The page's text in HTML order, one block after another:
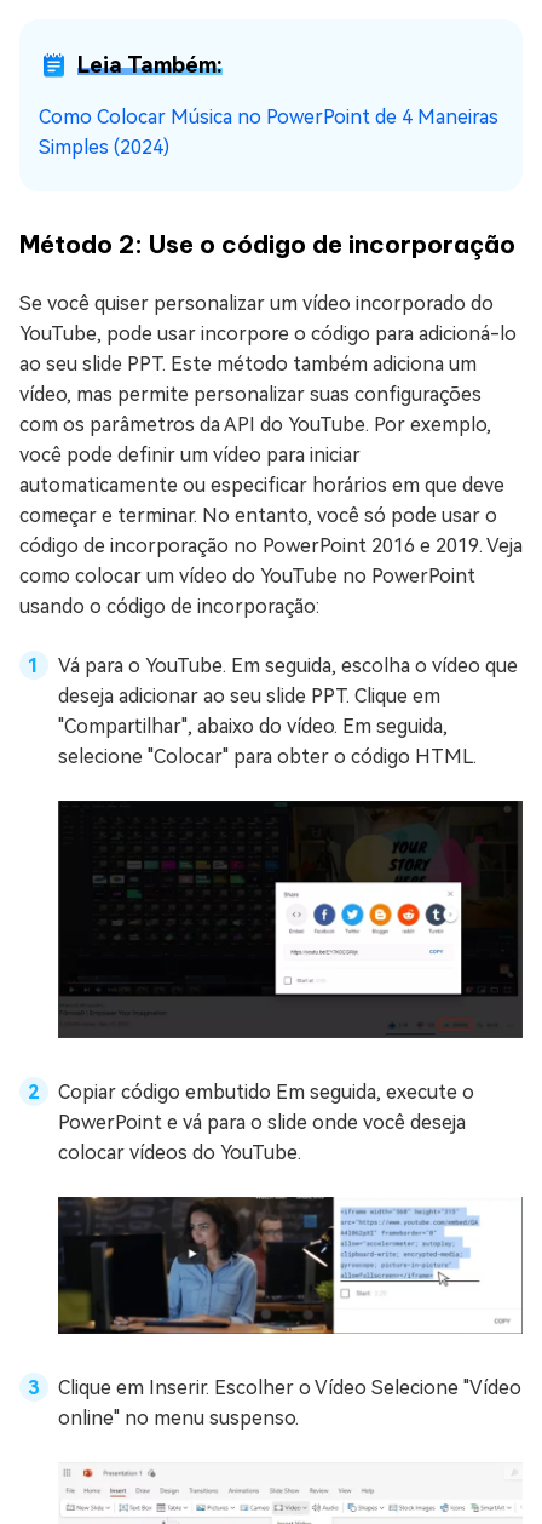
Leia Também:
Como Colocar Música no PowerPoint de 4 Maneiras
Simples (2024)
Método 2: Use o código de incorporação
Se você quiser personalizar um vídeo incorporado do
YouTube, pode usar incorpore o código para adicioná-lo
ao seu slide PPT. Este método também adiciona um
vídeo, mas permite personalizar suas configurações
com os parâmetros da API do YouTube. Por exemplo,
você pode definir um vídeo para iniciar
automaticamente ou especificar horários em que deve
começar e terminar. No entanto, você só pode usar o
código de incorporação no PowerPoint 2016 e 2019. Veja
como colocar um vídeo do YouTube no PowerPoint
usando o código de incorporação:
Vá para o YouTube. Em seguida, escolha o vídeo que
deseja adicionar ao seu slide PPT. Clique em
"Compartilhar", abaixo do vídeo. Em seguida,
selecione "Colocar" para obter o código HTML.
Copiar código embutido Em seguida, execute o
PowerPoint e vá para o slide onde você deseja
colocar vídeos do YouTube.
Clique em Inserir. Escolher o Vídeo Selecione "Vídeo
online" no menu suspenso.